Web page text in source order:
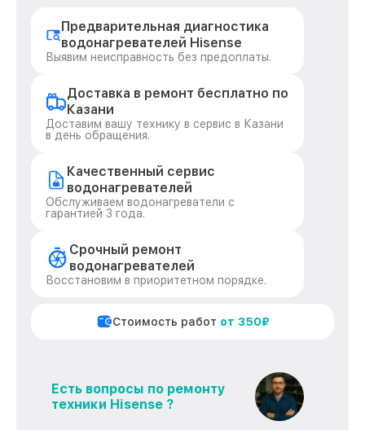
Предварительная диагностика
водонагревателей Hisense
Выявим неисправность без предоплаты.
Доставка в ремонт бесплатно по
Казани
Доставим вашу технику в сервис в Казани
в день обращения.
Качественный сервис
водонагревателей
Обслуживаем водонагреватели с
гарантией 3 года.
Срочный ремонт
водонагревателей
Восстановим в приоритетном порядке.
Стоимость работ от 350₽
Есть вопросы по ремонту
техники Hisense ?